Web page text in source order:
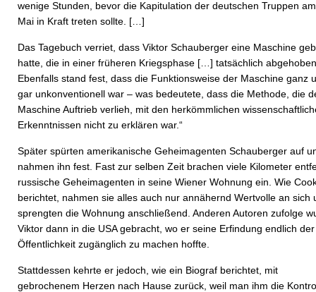
wenige Stunden, bevor die Kapitulation der deutschen Truppen
Mai in Kraft treten sollte. […]
Das Tagebuch verriet, dass Viktor Schauberger eine Maschine
hatte, die in einer früheren Kriegsphase […] tatsächlich
Ebenfalls stand fest, dass die Funktionsweise der Maschine ganz
gar unkonventionell war – was bedeutete, dass die Methode, die
Maschine Auftrieb verlieh, mit den herkömmlichen
Erkenntnissen nicht zu erklären war.“
Später spürten amerikanische Geheimagenten Schauberger auf
nahmen ihn fest. Fast zur selben Zeit brachen viele Kilometer
russische Geheimagenten in seine Wiener Wohnung ein. Wie
berichtet, nahmen sie alles auch nur annähernd Wertvolle an sich
sprengten die Wohnung anschließend. Anderen Autoren zufolge
Viktor dann in die USA gebracht, wo er seine Erfindung endlich der
Öffentlichkeit zugänglich zu machen hoffte.
Stattdessen kehrte er jedoch, wie ein Biograf berichtet, mit
gebrochenem Herzen nach Hause zurück, weil man ihm die